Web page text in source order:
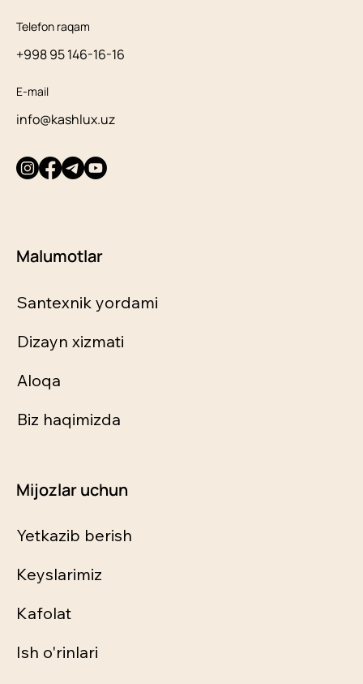
Telefon raqam
+998 95 146-16-16
E-mail
info@kashlux.uz
Malumotlar
Santexnik yordami
Dizayn xizmati
Aloqa
Biz haqimizda
Mijozlar uchun
Yetkazib berish
Keyslarimiz
Kafolat
Ish o'rinlari